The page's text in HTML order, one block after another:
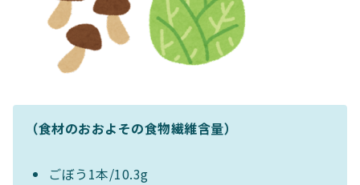
（食材のおおよその食物繊維含量）
ごぼう1本/10.3g